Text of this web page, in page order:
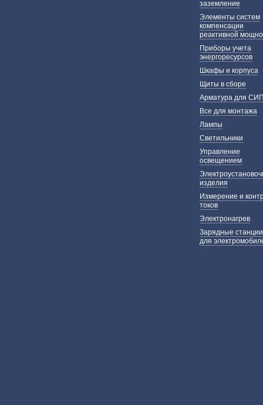
заземление
Элементы систем
компенсации
реактивной
Приборы учета
энергоресурсов
Шкафы и корпуса
Щиты в сборе
Арматура для
Все для монтажа
Лампы
Светильники
Управление
освещением
изделия
Измерение и
токов
Электронагрев
Зарядные станции
для